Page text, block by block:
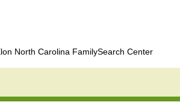
North Carolina FamilySearch Center